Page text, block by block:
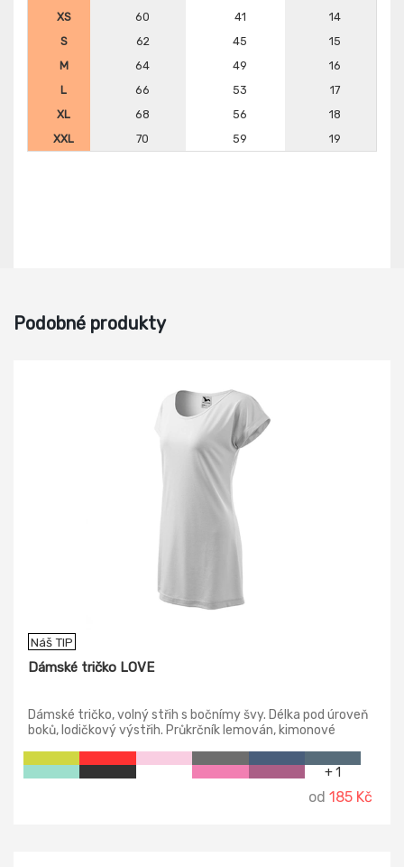
XS
60 41
14
S
62 45
15
M
64 49
16
L
66 53
17
XL
68 56
18
XXL
70 59 19
Podobné produkty
Náš TIP
Dámské tričko LOVE
Dámské tričko, volný střih s bočnímy švy. Délka pod úroveň
boků, lodičkový výstřih. Průkrčník lemován, kimonové
+ 1
od 185 Kč